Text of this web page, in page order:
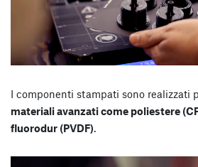
I componenti stampati sono realizzati
materiali avanzati come poliestere
fluorodur (PVDF).